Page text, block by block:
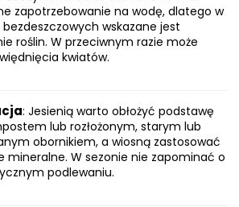
zapotrzebowanie na wodę, dlatego w
wskazane jest
roślin. W przeciwnym razie może
kwiatów.
: Jesienią warto obłożyć podstawę
lub rozłożonym, starym lub
obornikiem, a wiosną zastosować
mineralne. W sezonie nie zapominać o
podlewaniu.